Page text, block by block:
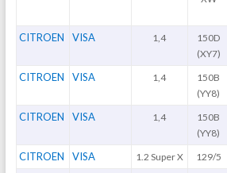
CITROEN
VISA 1,4
150D
(XY7)
CITROEN VISA 1,4
150B
(YY8)
CITROEN VISA 1,4
150B
(YY8)
CITROEN VISA 1.2 Super X 129/5